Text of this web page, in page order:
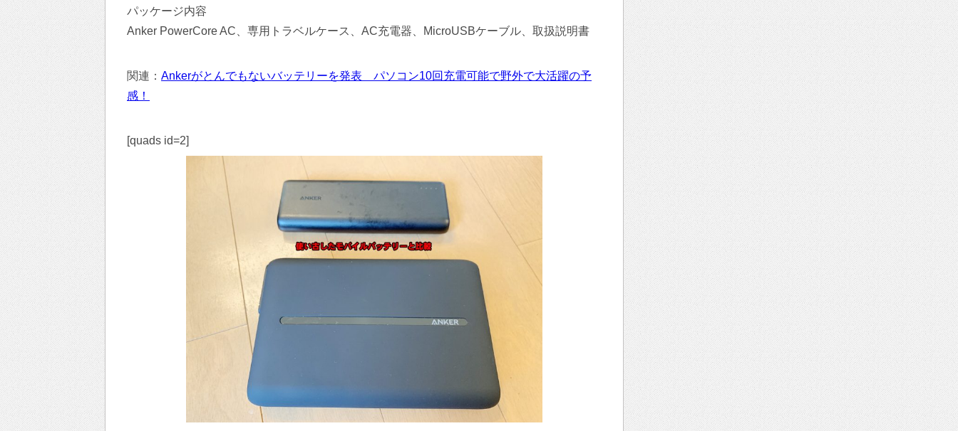
パッケージ内容
Anker PowerCore AC、専用トラベルケース、AC充電器、MicroUSBケーブル、取扱説明書
関連： Ankerがとんでもないバッテリーを発表 パソコン10回充電可能で野外で大活躍の予
感！
[quads id=2]